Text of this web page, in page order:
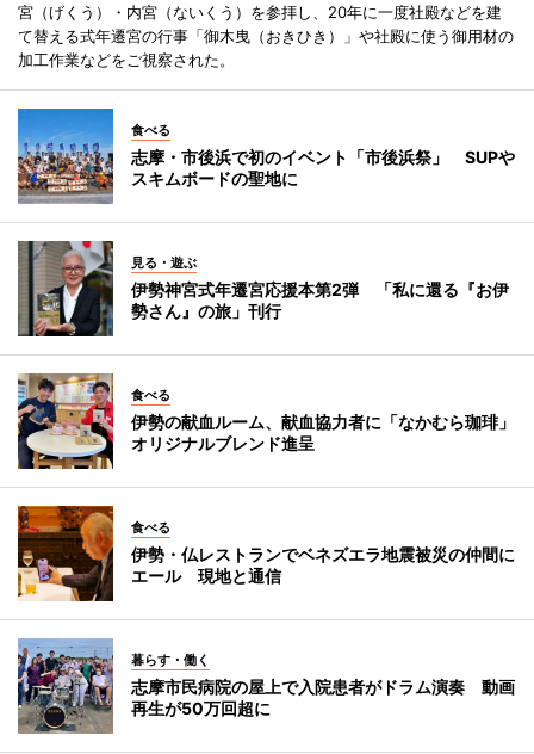
宮（げくう）・内宮（ないくう）を参拝し、20年に一度社殿などを建
て替える式年遷宮の行事「御木曳（おきひき）」や社殿に使う御用材の
加工作業などをご視察された。
食べる
志摩・市後浜で初のイベント「市後浜祭」 SUPや
スキムボードの聖地に
見る・遊ぶ
伊勢神宮式年遷宮応援本第2弾 「私に還る『お伊
勢さん』の旅」刊行
食べる
伊勢の献血ルーム、献血協力者に「なかむら珈琲」
オリジナルブレンド進呈
食べる
伊勢・仏レストランでベネズエラ地震被災の仲間に
エール 現地と通信
暮らす・働く
志摩市民病院の屋上で入院患者がドラム演奏 動画
再生が50万回超に